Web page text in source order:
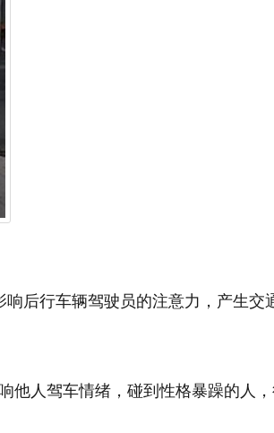
后行车辆驾驶员的注意力，产生交
他人驾车情绪，碰到性格暴躁的人